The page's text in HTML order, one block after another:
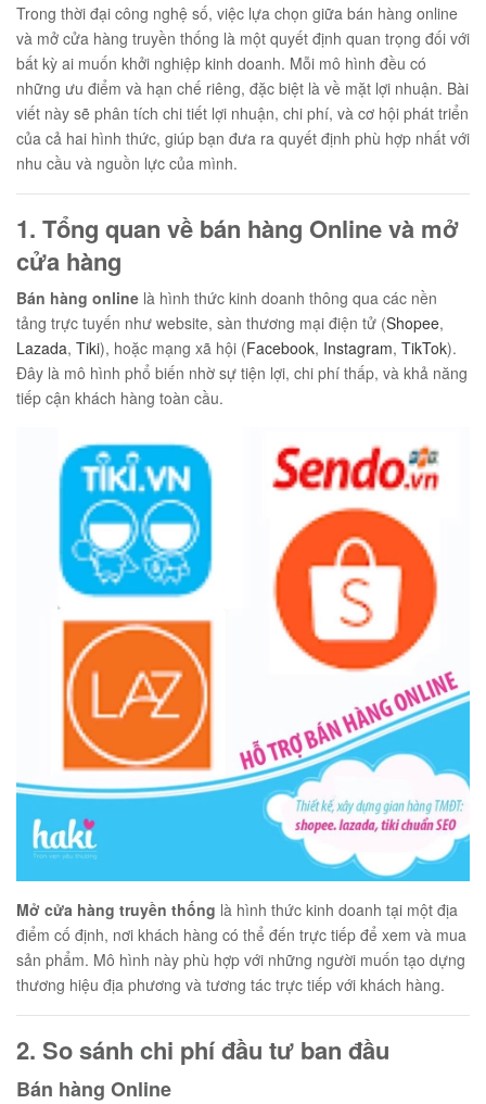
Trong thời đại công nghệ số, việc lựa chọn giữa bán hàng online
và mở cửa hàng truyền thống là một quyết định quan trọng đối với
bất kỳ ai muốn khởi nghiệp kinh doanh. Mỗi mô hình đều có
những ưu điểm và hạn chế riêng, đặc biệt là về mặt lợi nhuận. Bài
viết này sẽ phân tích chi tiết lợi nhuận, chi phí, và cơ hội phát triển
của cả hai hình thức, giúp bạn đưa ra quyết định phù hợp nhất với
nhu cầu và nguồn lực của mình.
1. Tổng quan về bán hàng Online và mở
cửa hàng
Bán hàng online là hình thức kinh doanh thông qua các nền
tảng trực tuyến như website, sàn thương mại điện tử (Shopee,
Lazada, Tiki), hoặc mạng xã hội (Facebook, Instagram, TikTok).
Đây là mô hình phổ biến nhờ sự tiện lợi, chi phí thấp, và khả năng
tiếp cận khách hàng toàn cầu.
Mở cửa hàng truyền thống là hình thức kinh doanh tại một địa
điểm cố định, nơi khách hàng có thể đến trực tiếp để xem và mua
sản phẩm. Mô hình này phù hợp với những người muốn tạo dựng
thương hiệu địa phương và tương tác trực tiếp với khách hàng.
2. So sánh chi phí đầu tư ban đầu
Bán hàng Online